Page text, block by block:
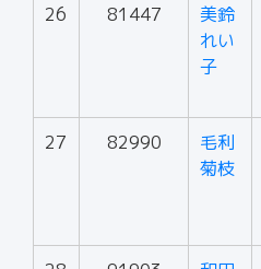
26 81447
美鈴
れい
子
27 82990
毛利
菊枝